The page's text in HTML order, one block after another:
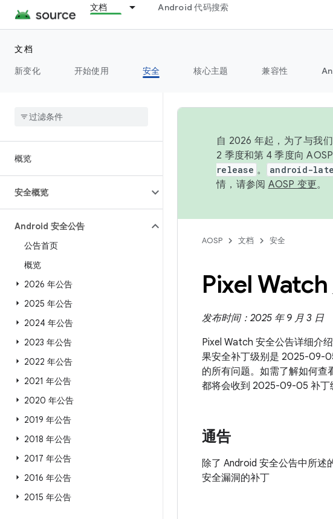
文档 Android 代码搜索
文档
新变化
开始使用 安全 核心主题 兼容性
概览
安全概览
Android 安全公告
公告首页
概览
2026 年公告
2025 年公告
2024 年公告
2023 年公告
2022 年公告
2021 年公告
2020 年公告
2019 年公告
2018 年公告
2017 年公告
2016 年公告
2015 年公告
自 2026 年起，为了与我
2 季度和第 4 季度向
release 。 android-
情，请参阅 AOSP 变更。
AOSP 文档 安全
Pixel
发布时间：2025 年 9 月 3 日
Pixel Watch 安全公告详细介
果安全补丁级别是 2025-09-
的所有问题。如需了解如何查
都将会收到 2025-09-05 补丁
通告
除了 Android 安全公告中所述
安全漏洞的补丁